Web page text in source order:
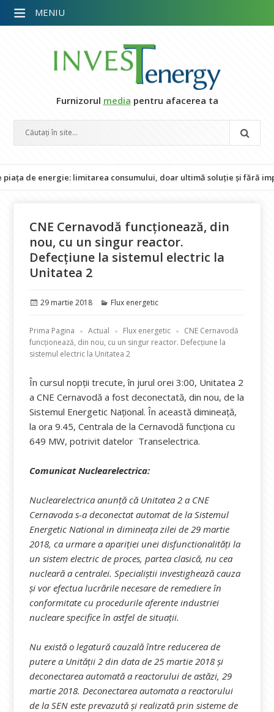
Furnizorul media pentru afacerea ta
energie: limitarea consumului, doar ultimă soluție și fără impact
CNE Cernavodă funcționează, din
nou, cu un singur reactor.
Defecțiune la sistemul electric la
Unitatea 2
Publicat
29 martie 2018 Categorii
Flux energetic
Prima Pagina Actual Flux energetic
CNE Cernavodă
funcționează, din nou, cu un singur reactor. Defecțiune la
sistemul electric la Unitatea 2
În cursul nopții trecute, în jurul orei 3:00, Unitatea 2
a CNE Cernavodă a fost deconectată, din nou, de la
Sistemul Energetic Național. În această dimineață,
la ora 9.45, Centrala de la Cernavodă funcționa cu
649 MW, potrivit datelor Transelectrica.
Comunicat Nuclearelectrica:
Nuclearelectrica anunță că Unitatea 2 a CNE
Cernavoda s-a deconectat automat de la Sistemul
Energetic National in dimineața zilei de 29 martie
2018, ca urmare a apariției unei disfunctionalități la
un sistem electric de proces, partea clasică, nu cea
nucleară a centralei. Specialiștii investighează cauza
și vor efectua lucrările necesare de remediere în
conformitate cu procedurile aferente industriei
nucleare specifice în astfel de situații.
Nu există o legatură cauzală între reducerea de
putere a Unității 2 din data de 25 martie 2018 și
deconectarea automată a reactorului de astăzi, 29
martie 2018. Deconectarea automata a reactorului
de la SEN este prevazută și realizată prin sisteme de
MENIU